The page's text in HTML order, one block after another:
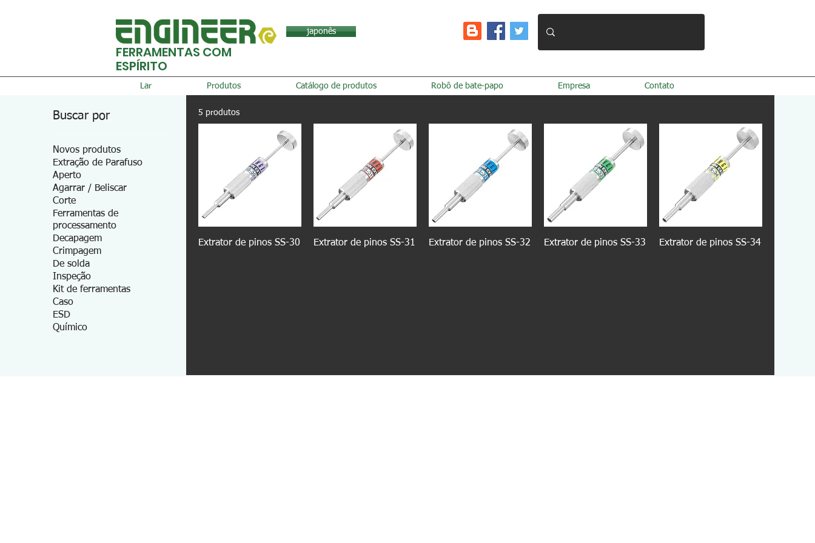
japonês
FERRAMENTAS COM
ESPÍRITO
Lar Produtos Catálogo de produtos Robô de bate-papo Empresa Contato
Buscar por
Novos produtos
Extração de Parafuso
Aperto
Agarrar / Beliscar
Corte
Ferramentas de
processamento
Decapagem
Crimpagem
De solda
Inspeção
Kit de ferramentas
Caso
ESD
Químico
5 produtos
Extrator de pinos SS-30 Extrator de pinos SS-31 Extrator de pinos SS-32 Extrator de pinos SS-33 Extrator de pinos SS-34